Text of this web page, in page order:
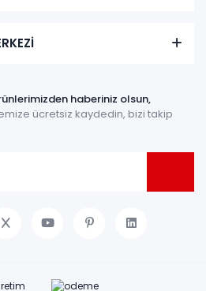
haberiniz olsun,
ücretsiz kaydedin, bizi takip